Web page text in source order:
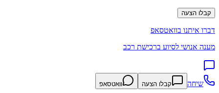
קבלו הצעה
דברו איתנו בוואטסאפ
מענה אנושי לסיוע ברכישת רכב
שיחה קבלו הצעה וואטסאפ